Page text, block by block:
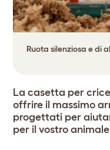
Ruota silenziosa e di
La casetta per
offrire il massimo
progettati per
per il vostro